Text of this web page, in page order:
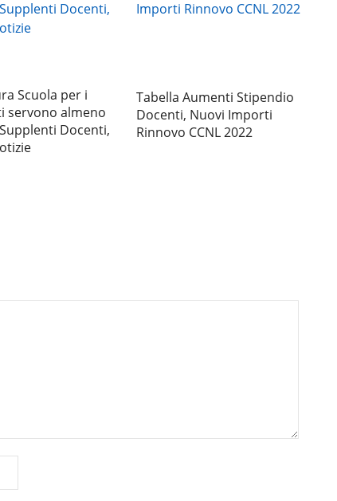
Scuola per i
servono almeno
Docenti,
Tabella Aumenti Stipendio
Docenti, Nuovi Importi
Rinnovo CCNL 2022